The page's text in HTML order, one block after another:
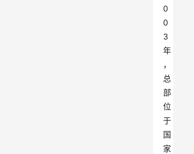
0
0
3
年
，
总
部
位
于
国
家